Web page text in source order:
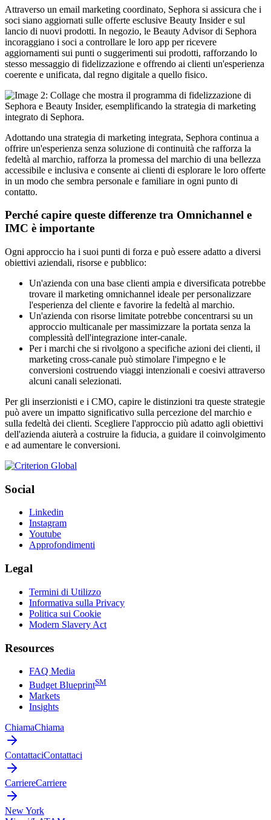
Attraverso un email marketing coordinato, Sephora si assicura che i
soci siano aggiornati sulle offerte esclusive Beauty Insider e sul
lancio di nuovi prodotti. In negozio, le Beauty Advisor di Sephora
incoraggiano i soci a controllare le loro app per ricevere
aggiornamenti sui punti o suggerimenti sui prodotti, rafforzando lo
stesso messaggio di fidelizzazione e offrendo ai clienti un'esperienza
coerente e unificata, dal regno digitale a quello fisico.
Adottando una strategia di marketing integrata, Sephora continua a
offrire un'esperienza senza soluzione di continuità che rafforza la
fedeltà al marchio, rafforza la promessa del marchio di una bellezza
accessibile e inclusiva e consente ai clienti di esplorare le loro offerte
in un modo che sembra personale e familiare in ogni punto di
contatto.
Perché capire queste differenze tra Omnichannel e
IMC è importante
Ogni approccio ha i suoi punti di forza e può essere adatto a diversi
obiettivi aziendali, risorse e pubblico:
Un'azienda con una base clienti ampia e diversificata potrebbe
trovare il marketing omnichannel ideale per personalizzare
l'esperienza del cliente e favorire la fedeltà al marchio.
Un'azienda con risorse limitate potrebbe concentrarsi su un
approccio multicanale per massimizzare la portata senza la
complessità dell'integrazione inter-canale.
Per i marchi che si rivolgono a specifiche azioni dei clienti, il
marketing cross-canale può stimolare l'impegno e le
conversioni costruendo viaggi intenzionali e coesivi attraverso
alcuni canali selezionati.
Per gli inserzionisti e i CMO, capire le distinzioni tra queste strategie
può avere un impatto significativo sulla percezione del marchio e
sulla fedeltà dei clienti. Scegliere l'approccio più adatto agli obiettivi
dell'azienda aiuterà a costruire la fiducia, a guidare il coinvolgimento
e ad aumentare le conversioni.
Social
Linkedin
Instagram
Youtube
Approfondimenti
Legal
Termini di Utilizzo
Informativa sulla Privacy
Politica sui Cookie
Modern Slavery Act
Resources
FAQ Media
Budget BlueprintSM
Markets
Insights
ChiamaChiama
ContattaciContattaci
CarriereCarriere
New York